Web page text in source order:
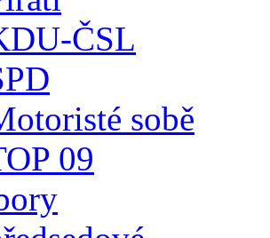
ČSL
sobě
09